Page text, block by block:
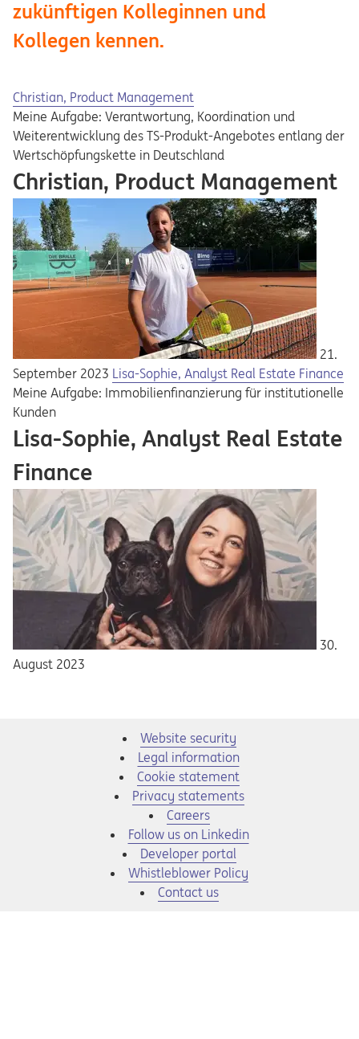
zukünftigen Kolleginnen und
Kollegen kennen.
Christian, Product Management
Meine Aufgabe: Verantwortung, Koordination und
Weiterentwicklung des TS-Produkt-Angebotes entlang der
Wertschöpfungskette in Deutschland
Christian, Product Management
21.
September 2023 Lisa-Sophie, Analyst Real Estate Finance
Meine Aufgabe: Immobilienfinanzierung für institutionelle
Kunden
Lisa-Sophie, Analyst Real Estate
Finance
30.
August 2023
Website security
Legal information
Cookie statement
Privacy statements
Opens in a new tab
Careers
Opens in a new tab
Follow us on Linkedin
Opens in a new tab
Developer portal
Opens in a new tab
Whistleblower Policy
Contact us